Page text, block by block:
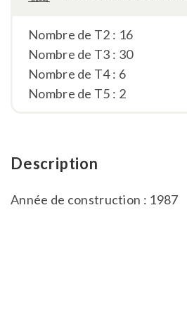
Nombre de T2 : 16
Nombre de T3 : 30
Nombre de T4 : 6
Nombre de T5 : 2
Description
Année de construction : 1987